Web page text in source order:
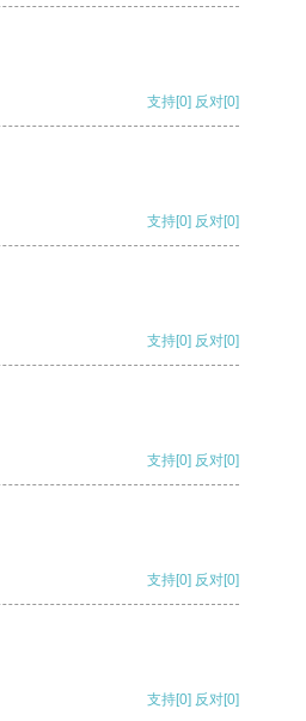
支持[0] 反对[0]
支持[0] 反对[0]
支持[0] 反对[0]
支持[0] 反对[0]
支持[0] 反对[0]
支持[0] 反对[0]